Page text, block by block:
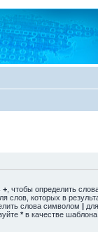
+ , чтобы определить
слов, которых в
слова символом |
* в качестве